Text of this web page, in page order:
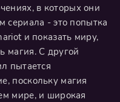
в которых они
сериала - это попытка
и показать миру,
магия. С другой
пытается
поскольку магия
мире, и широкая